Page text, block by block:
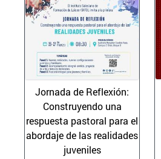
Jornada de Reflexión:
Construyendo una
respuesta pastoral para el
abordaje de las realidades
juveniles